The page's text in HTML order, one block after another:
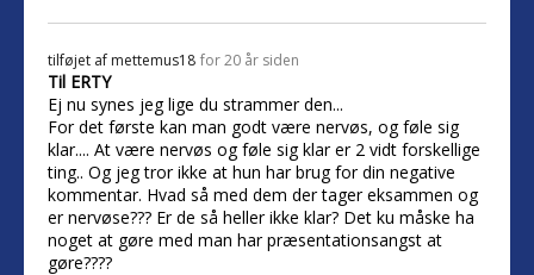
tilføjet af mettemus18 for 20 år siden
Til ERTY
Ej nu synes jeg lige du strammer den...
For det første kan man godt være nervøs, og føle sig
klar.... At være nervøs og føle sig klar er 2 vidt forskellige
ting.. Og jeg tror ikke at hun har brug for din negative
kommentar. Hvad så med dem der tager eksammen og
er nervøse??? Er de så heller ikke klar? Det ku måske ha
noget at gøre med man har præsentationsangst at
gøre????